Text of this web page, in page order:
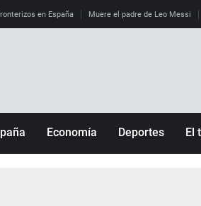
en España Muere el padre de Leo Messi
Economía Deportes El